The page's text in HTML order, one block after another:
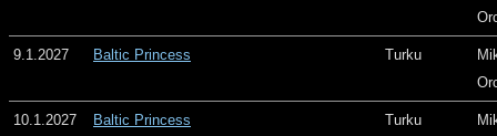
9.1.2027 Baltic Princess Turku
10.1.2027 Baltic Princess Turku